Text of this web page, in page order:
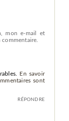
mon e-mail et
En savoir
sont
RÉPONDRE